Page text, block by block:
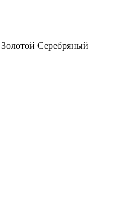
Золотой Серебряный